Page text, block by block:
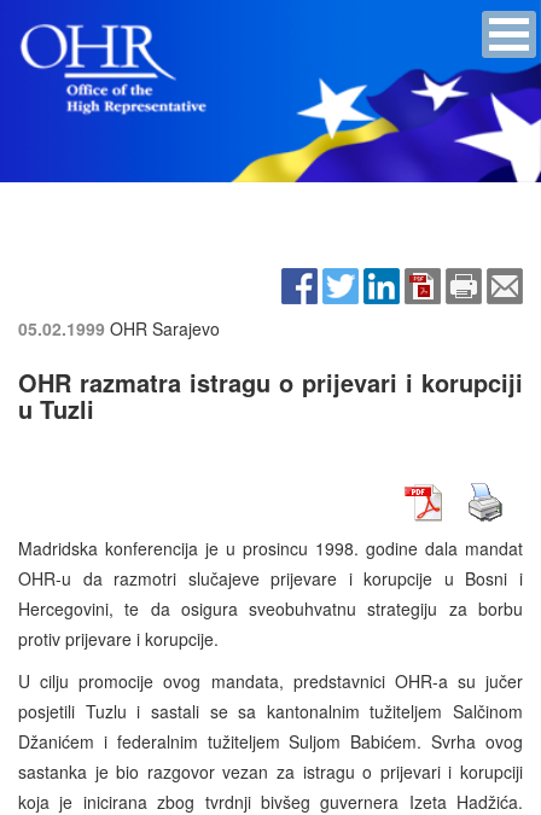
05.02.1999 OHR Sarajevo
OHR razmatra istragu o prijevari i korupciji
u Tuzli
Madridska konferencija je u prosincu 1998. godine dala mandat
OHR-u da razmotri slučajeve prijevare i korupcije u Bosni i
Hercegovini, te da osigura sveobuhvatnu strategiju za borbu
protiv prijevare i korupcije.
U cilju promocije ovog mandata, predstavnici OHR-a su jučer
posjetili Tuzlu i sastali se sa kantonalnim tužiteljem Salčinom
Džanićem i federalnim tužiteljem Suljom Babićem. Svrha ovog
sastanka je bio razgovor vezan za istragu o prijevari i korupciji
koja je inicirana zbog tvrdnji bivšeg guvernera Izeta Hadžića.